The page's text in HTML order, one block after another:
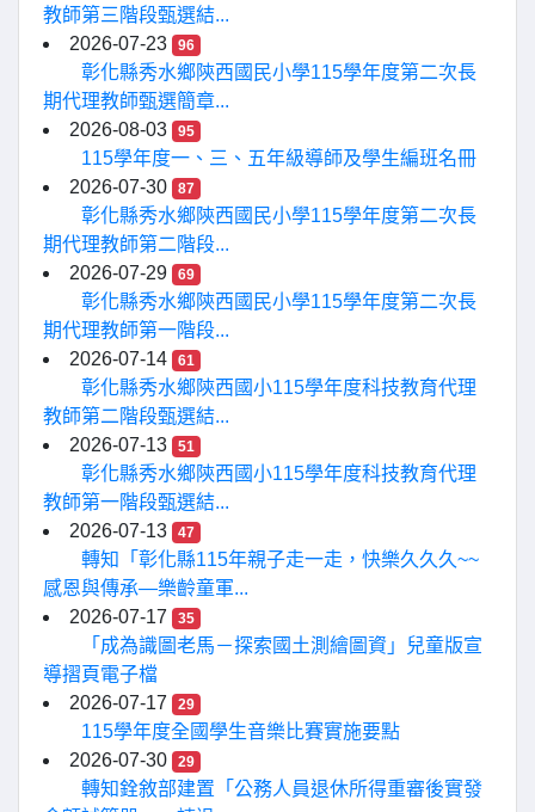
教師第三階段甄選結...
2026-07-23
96
彰化縣秀水鄉陝西國民小學115學年度第二次長
期代理教師甄選簡章...
2026-08-03
95
115學年度一、三、五年級導師及學生編班名冊
2026-07-30
87
彰化縣秀水鄉陝西國民小學115學年度第二次長
期代理教師第二階段...
2026-07-29
69
彰化縣秀水鄉陝西國民小學115學年度第二次長
期代理教師第一階段...
2026-07-14
61
彰化縣秀水鄉陝西國小115學年度科技教育代理
教師第二階段甄選結...
2026-07-13
51
彰化縣秀水鄉陝西國小115學年度科技教育代理
教師第一階段甄選結...
2026-07-13
47
轉知「彰化縣115年親子走一走，快樂久久久~~
感恩與傳承—樂齡童軍...
2026-07-17
35
「成為識圖老馬－探索國土測繪圖資」兒童版宣
導摺頁電子檔
2026-07-17
29
115學年度全國學生音樂比賽實施要點
2026-07-30
29
轉知銓敘部建置「公務人員退休所得重審後實發